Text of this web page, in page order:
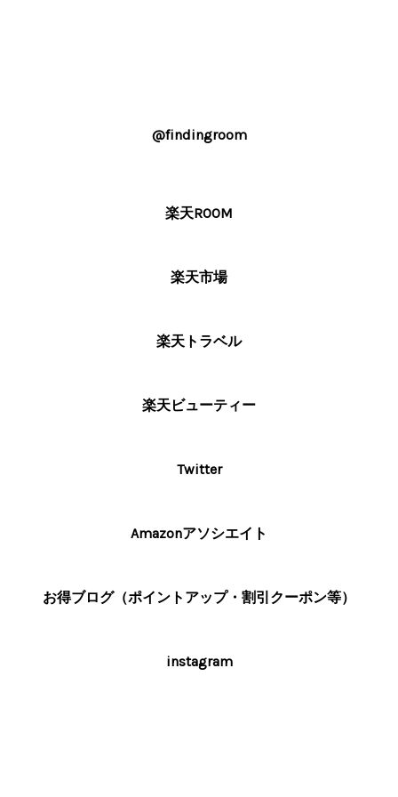
@findingroom
楽天ROOM
楽天市場
楽天トラベル
楽天ビューティー
Twitter
Amazonアソシエイト
お得ブログ（ポイントアップ・割引クーポン等）
instagram